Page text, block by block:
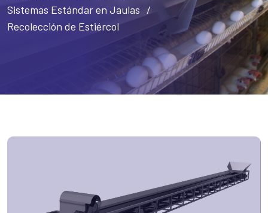
Sistemas Estándar en Jaulas
Recolección de Estiércol